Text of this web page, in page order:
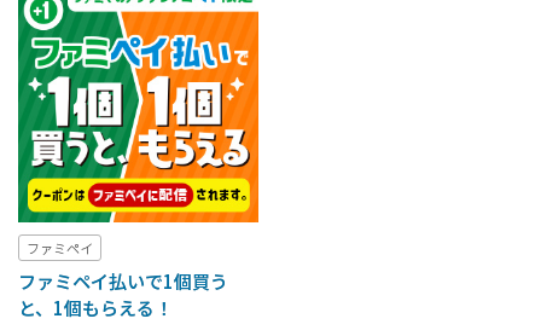
ファミペイ
ファミペイ払いで1個買う
と、1個もらえる！